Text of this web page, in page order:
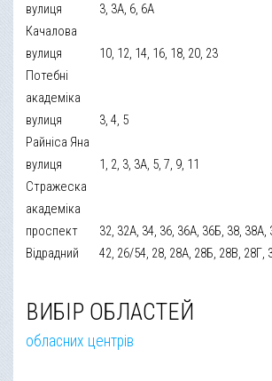
вулиця
Качалова
3, 3А, 6, 6А
вулиця
Потебні
академіка
10, 12, 14, 16, 18, 20, 23
вулиця
Райніса Яна
3, 4, 5
вулиця
Стражеска
академіка
1, 2, 3, 3А, 5, 7, 9, 11
проспект
Відрадний
32, 32А, 34, 36, 36А, 36Б, 38, 38А,
42, 26/54, 28, 28А, 28Б, 28В, 28Г,
ВИБІР ОБЛАСТЕЙ
обласних центрів